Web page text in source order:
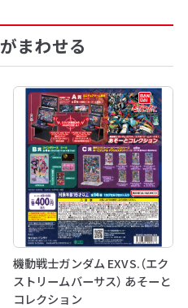
がまわせる
機動戦士ガンダム EXVS.（エク
ストリームバーサス） あそーと
コレクション